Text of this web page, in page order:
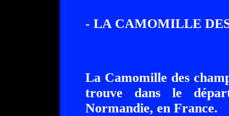
- LA CAMOMILLE
La Camomille des
trouve dans le
Normandie, en France.